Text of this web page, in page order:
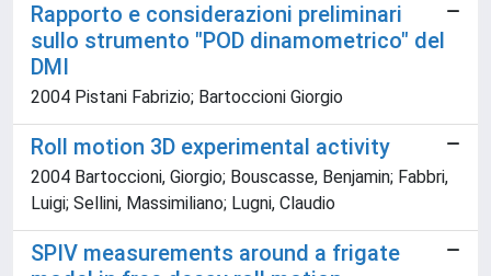
Rapporto e considerazioni preliminari
sullo strumento "POD dinamometrico" del
DMI
2004 Pistani Fabrizio; Bartoccioni Giorgio
Roll motion 3D experimental activity
2004 Bartoccioni, Giorgio; Bouscasse, Benjamin; Fabbri,
Luigi; Sellini, Massimiliano; Lugni, Claudio
SPIV measurements around a frigate